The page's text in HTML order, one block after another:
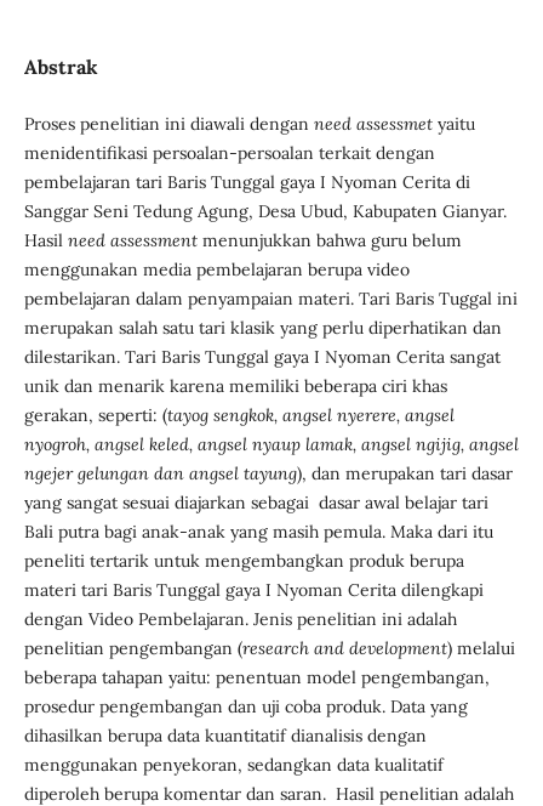
Abstrak
Proses penelitian ini diawali dengan need assessmetyaitu
menidentifikasi persoalan-persoalan terkait dengan
pembelajaran tari Baris Tunggal gaya I Nyoman Cerita di
Sanggar Seni Tedung Agung, Desa Ubud, Kabupaten Gianyar.
Hasil need assessmentmenunjukkan bahwa guru belum
menggunakan media pembelajaran berupa video
pembelajaran dalam penyampaian materi. Tari Baris Tuggal ini
merupakan salah satu tari klasik yang perlu diperhatikan dan
dilestarikan. Tari Baris Tunggal gaya I Nyoman Cerita sangat
unik dan menarik karena memiliki beberapa ciri khas
gerakan, seperti: (tayog sengkok, angsel nyerere, angsel
nyogroh, angsel keled, angsel nyaup lamak, angsel ngijig, angsel
ngejer gelungan dan angsel tayung), dan merupakan tari dasar
yang sangat sesuai diajarkan sebagai dasar awal belajar tari
Bali putra bagi anak-anak yang masih pemula. Maka dari itu
peneliti tertarik untuk mengembangkan produk berupa
materi tari Baris Tunggal gaya I Nyoman Cerita dilengkapi
dengan Video Pembelajaran. Jenis penelitian ini adalah
penelitian pengembangan (research and development) melalui
beberapa tahapan yaitu: penentuan model pengembangan,
prosedur pengembangan dan uji coba produk. Data yang
dihasilkan berupa data kuantitatif dianalisis dengan
menggunakan penyekoran, sedangkan data kualitatif
diperoleh berupa komentar dan saran. Hasil penelitian adalah